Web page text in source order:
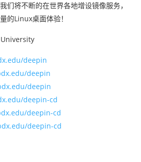
们将不断的在世界各地增设镜像服务，
的Linux桌面体验！
deepin
deepin
deepin
deepin-cd
deepin-cd
deepin-cd